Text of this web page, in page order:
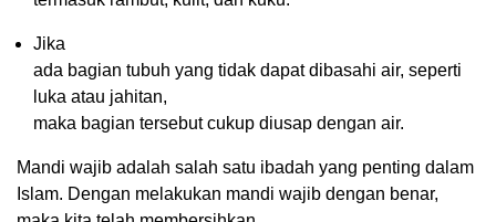
Jika
ada bagian tubuh yang tidak dapat dibasahi air, seperti
luka atau jahitan,
maka bagian tersebut cukup diusap dengan air.
Mandi wajib adalah salah satu ibadah yang penting dalam
Islam. Dengan melakukan mandi wajib dengan benar,